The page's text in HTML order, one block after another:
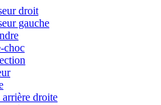
droit
gauche
choc
droite